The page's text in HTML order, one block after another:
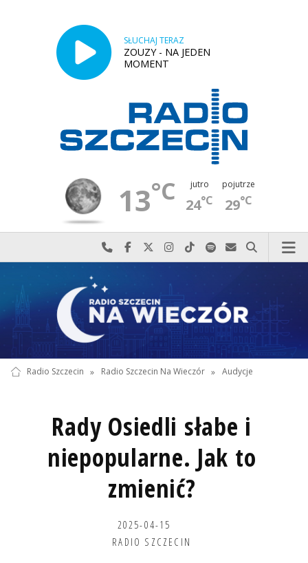
SŁUCHAJ TERAZ
ZOUZY - NA JEDEN
MOMENT
13°C jutro
24°C
pojutrze
29°C
Najlepiej po prostu do nas zadzwoń
Odwiedź nas na Facebook-u
Odwiedź nas na X
Odwiedź nas na Instagram-ie
Odwiedź nas na TikTok-u
Szukaj nas na Spotify
Wyślij do nas
Szukaj
Radio Szczecin » Radio Szczecin Na Wieczór » Audycje
Rady Osiedli słabe i
niepopularne. Jak to
zmienić?
2025-04-15
RADIO SZCZECIN